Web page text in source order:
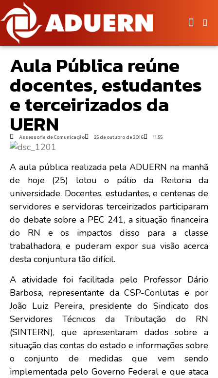
Aula Pública reúne
docentes, estudantes
e terceirizados da
UERN
Assessoria de Comunicação 25 de outubro de 2016 11:55
A aula pública realizada pela ADUERN na manhã
de hoje (25) lotou o pátio da Reitoria da
universidade. Docentes, estudantes, e centenas de
servidores e servidoras terceirizados participaram
do debate sobre a PEC 241, a situação financeira
do RN e os impactos disso para a classe
trabalhadora, e puderam expor sua visão acerca
desta conjuntura tão difícil.
A atividade foi facilitada pelo Professor Dário
Barbosa, representante da CSP-Conlutas e por
João Luiz Pereira, presidente do Sindicato dos
Servidores Técnicos da Tributação do RN
(SINTERN), que apresentaram dados sobre a
situação das contas do estado e informações sobre
o conjunto de medidas que vem sendo
implementada pelo Governo Federal e que ataca